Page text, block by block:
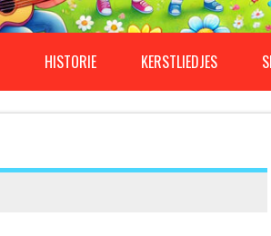
HISTORIE KERSTLIEDJES